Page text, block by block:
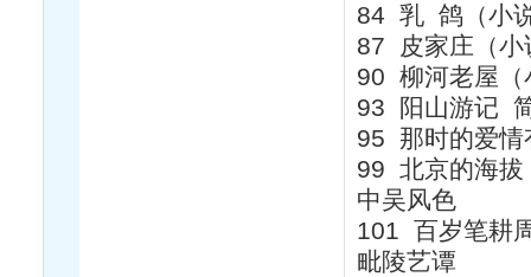
84 乳 鸽（小
87 皮家庄（
90 柳河老屋
93 阳山游记
95 那时的爱
99 北京的海
中吴风色
101 百岁笔耕
毗陵艺谭